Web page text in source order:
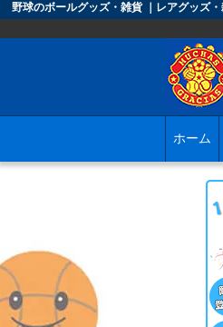
野球のボールグッズ・雑貨 ｜レアグッズ
お
ホーム